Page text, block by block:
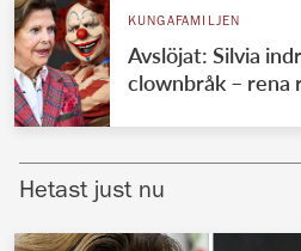
VÄRLDENS
Svenska
Brittiska
KUNGAFAMILJEN
Avslöjat: Silvia
clownbråk – rena
Hetast just nu